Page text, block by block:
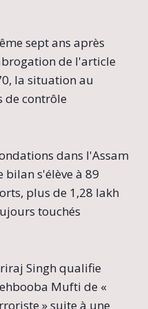
sept ans après
de l'article
la situation au
de contrôle
dans l'Assam
bilan s'élève à 89
plus de 1,28 lakh
touchés
Singh qualifie
Mufti de «
» suite à une